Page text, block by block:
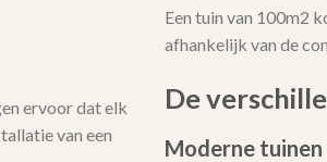
ervoor dat elk
van een
Een tuin van 100m2
afhankelijk van de
De
Moderne tuinen